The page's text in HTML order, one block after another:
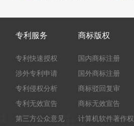
专利服务
专利快速授权
涉外专利申请
专利侵权分析
专利无效宣告
第三方公众意见
商标版权
国内商标注册
国外商标注册
商标驳回复审
商标无效宣告
计算机软件著作权